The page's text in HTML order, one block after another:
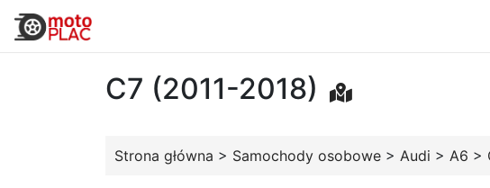
C7 (2011-2018)
Strona główna > Samochody osobowe > Audi > A6 >